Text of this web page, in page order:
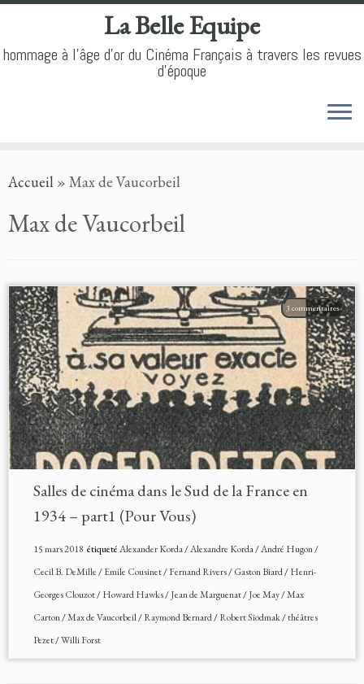
to
La Belle Equipe
hommage à l'âge d'or du Cinéma Français à travers les revues
d'époque
Accueil » Max de Vaucorbeil
Max de Vaucorbeil
3 commentaires
Salles de cinéma dans le Sud de la France en
1934 – part1 (Pour Vous)
15 mars 2018 étiquetéAlexander Korda/Alexandre Korda/André Hugon/
Cecil B. DeMille/Emile Cousinet/Fernand Rivers/Gaston Biard/Henri-
Georges Clouzot/Howard Hawks/Jean de Marguenat/Joe May/Max
Carton/Max de Vaucorbeil/Raymond Bernard/Robert Siodmak/théâtres
Pezet/Willi Forst